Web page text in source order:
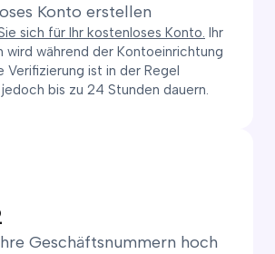
Konto erstellen
sich für Ihr kostenloses Konto. Ihr
wird während der Kontoeinrichtung
Verifizierung ist in der Regel
bis zu 24 Stunden dauern.
Geschäftsnummern hoch